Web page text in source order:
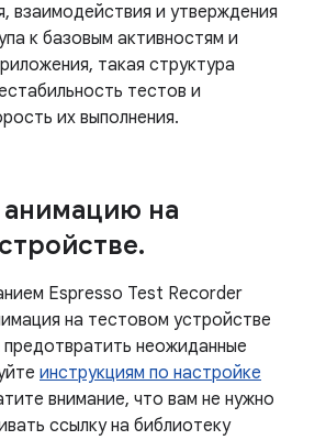
взаимодействия и утверждения
к базовым активностям и
такая структура
тестов и
их выполнения.
на
.
Espresso Test Recorder
на тестовом устройстве
неожиданные
инструкциям по настройке
внимание, что вам не нужно
ссылку на библиотеку